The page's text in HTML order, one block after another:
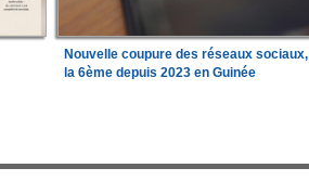
Nouvelle coupure des réseaux sociaux,
la 6ème depuis 2023 en Guinée